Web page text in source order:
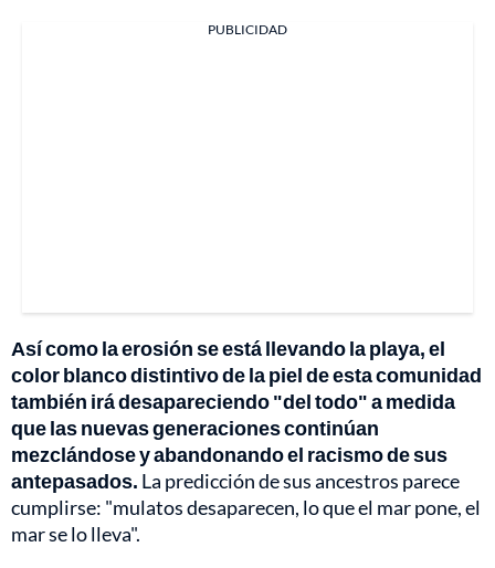
PUBLICIDAD
Así como la erosión se está llevando la playa, el
color blanco distintivo de la piel de esta comunidad
también irá desapareciendo "del todo" a medida
que las nuevas generaciones continúan
mezclándose y abandonando el racismo de sus
antepasados. La predicción de sus ancestros parece
cumplirse: "mulatos desaparecen, lo que el mar pone, el
mar se lo lleva".